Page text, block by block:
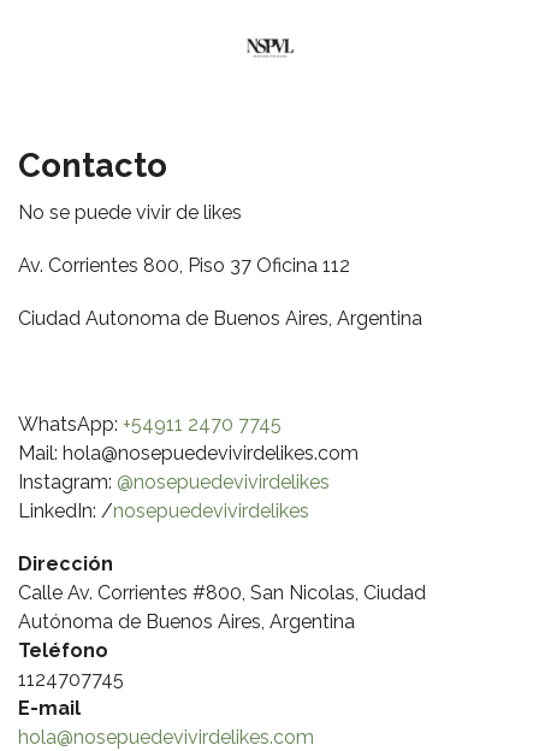
Contacto
No se puede vivir de likes
Av. Corrientes 800, Piso 37 Oficina 112
Ciudad Autonoma de Buenos Aires, Argentina
WhatsApp: +54911 2470 7745
Mail: hola@nosepuedevivirdelikes.com
Instagram: @nosepuedevivirdelikes
LinkedIn: /nosepuedevivirdelikes
Dirección
Calle Av. Corrientes #800, San Nicolas, Ciudad
Autónoma de Buenos Aires, Argentina
Teléfono
1124707745
E-mail
hola@nosepuedevivirdelikes.com